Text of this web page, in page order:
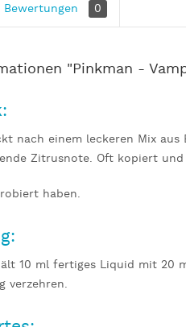
Bewertungen 0
"Pinkman -
nach einem leckeren Mix
Zitrusnote. Oft kopiert
haben.
10 ml fertiges Liquid mit 20
verzehren.